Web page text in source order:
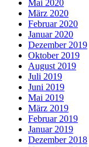
Mai 2020
März 2020
Februar 2020
Januar 2020
Dezember 2019
Oktober 2019
August 2019
Juli 2019
Juni 2019
Mai 2019
März 2019
Februar 2019
Januar 2019
Dezember 2018